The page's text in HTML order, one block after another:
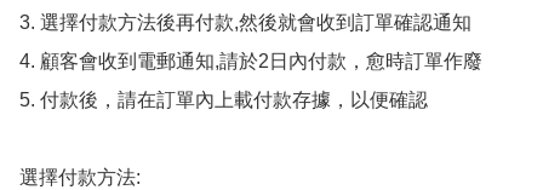
3. 選擇付款方法後再付款,然後就會收到訂單確認通知
4. 顧客會收到電郵通知,請於2日內付款，愈時訂單作廢
5. 付款後，請在訂單內上載付款存據，以便確認
選擇付款方法: